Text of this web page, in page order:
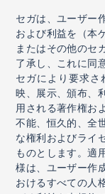
セガは、ユーザー
および利益を（本
またはその他のセ
了承し、これに同
セガにより要求
映、展示、頒布、
用される著作権お
不能、恒久的、全
な権利およびライ
ものとします。適
様は、ユーザー作
おけるすべての人